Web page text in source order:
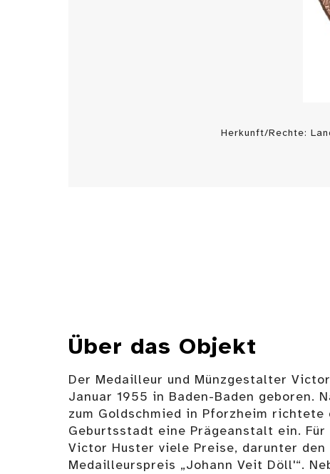
Herkunft/Rechte:
Über das Objekt
Der Medailleur und Münzgestalter
Januar 1955 in Baden-Baden geboren.
zum Goldschmied in Pforzheim richtete
Geburtsstadt eine Prägeanstalt ein.
Victor Huster viele Preise, darunter den
Medailleurspreis „Johann Veit Döll'“.